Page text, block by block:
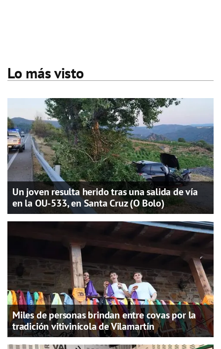
Lo más visto
Un joven resulta herido tras una salida de vía
en la OU-533, en Santa Cruz (O Bolo)
Miles de personas brindan entre covas por la
tradición vitivinícola de Vilamartín